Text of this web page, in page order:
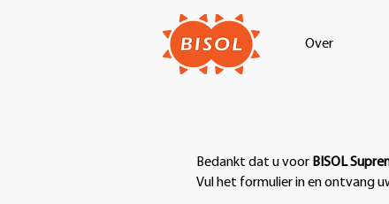
Over
Bedankt dat u voor BISOL
Vul het formulier in en ontvang